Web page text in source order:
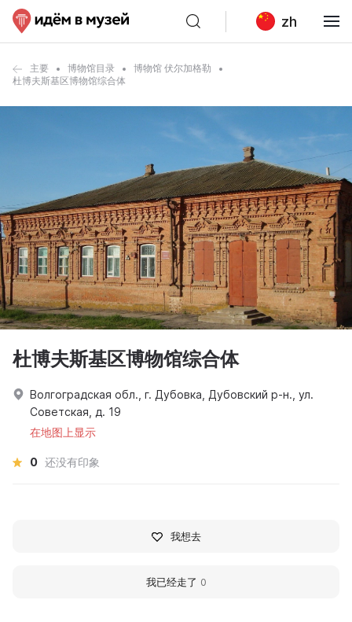
zh
主要 博物馆目录
博物馆 伏尔加格勒
杜博夫斯基区博物馆综合体
杜博夫斯基区博物馆综合体
Волгоградская обл., г. Дубовка, Дубовский р-н., ул.
Советская, д. 19
在地图上显示
0 还没有印象
我想去
我已经走了 0